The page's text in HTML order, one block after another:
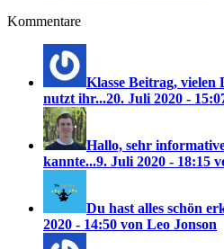
Kommentare
Klasse Beitrag, vielen
nutzt ihr...20. Juli 2020 -
Hallo, sehr
kannte...9. Juli 2020 - 18:15
Du hast alles schön
2020 - 14:50 von Leo Jonson